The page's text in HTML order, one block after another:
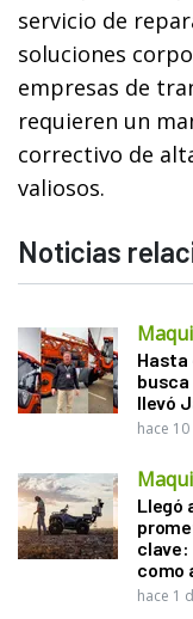
servicio de
soluciones
empresas de
requieren un
correctivo de
valiosos.
Noticias
Hasta
busca
llevó
hace
Llegó
clave:
como
hace 1